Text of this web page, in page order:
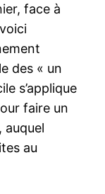
face à
des « un
s’applique
faire un
au